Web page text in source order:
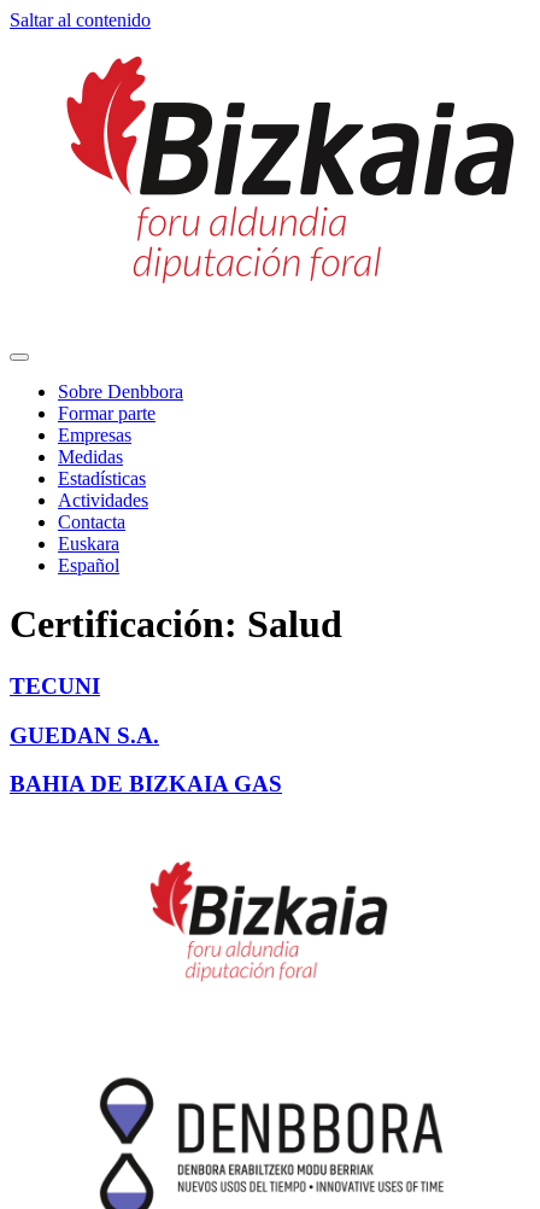
Saltar al contenido
Navegación
principal
Sobre Denbbora
Formar parte
Empresas
Medidas
Estadísticas
Actividades
Contacta
Euskara
Español
Certificación: Salud
TECUNI
GUEDAN S.A.
BAHIA DE BIZKAIA GAS